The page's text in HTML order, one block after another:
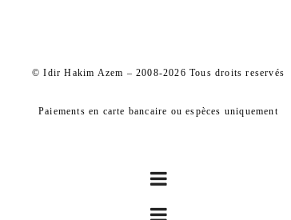
© Idir Hakim Azem – 2008-2026 Tous droits reservés
Paiements en carte bancaire ou espèces uniquement